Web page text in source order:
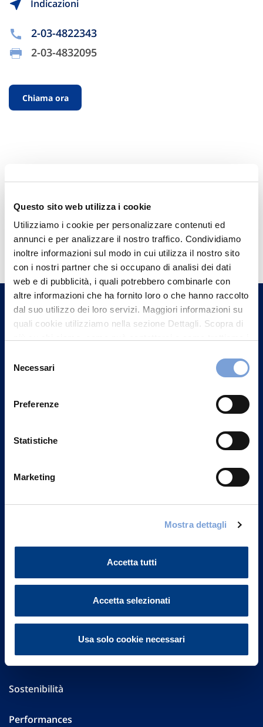
Questo sito web utilizza i cookie
Utilizziamo i cookie per personalizzare contenuti ed
annunci e per analizzare il nostro traffico. Condividiamo
inoltre informazioni sul modo in cui utilizza il nostro sito
con i nostri partner che si occupano di analisi dei dati
web e di pubblicità, i quali potrebbero combinarle con
altre informazioni che ha fornito loro o che hanno raccolto
dal suo utilizzo dei loro servizi. Maggiori informazioni su
quali cookie utilizziamo nella sezione Dettagli. Scopra di
può trovare nel footer del sito nella sezione "Informativa
delNecessari
Preferenze
Statistiche
Marketing
Mostra dettagli
Accetta tutti
Accetta selezionati
Usa solo cookie necessari
Indicazioni
2-03-4822343
2-03-4832095
Chiama ora
Hai bisogno di
informazioni?
Trova l'Agenzia più vicina a te e parla con
un nostro Agente.
Contattaci
Vittoria Assicurazioni S.p.A.
Part. IVA 01329510158
FAQ
Investor Relations
Sostenibilità
Performances